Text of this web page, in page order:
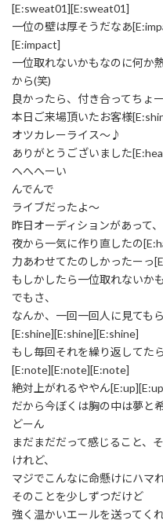
[E:sweat01][E:sweat01]
一位の壁は厚そうだなあ
[E:impact]
一位取れないかもなのに何か
から(笑)
良かったら、付き合ってちょー
本日ご来場頂いたお客様
オツカレーライス～♪
ありがとうございました
へへへーい
んでんで
ライブだったよ～
昨日オーディションがあって
夜から一気に作り直したの
力あわせてたのしかったーっ
もしかしたら一位取れないか
でもさ、
なんか、一回一回人に見ても
[E:shine][E:shine][E:shine]
もし毎回それを繰り返してた
[E:note][E:note][E:note]
絶対上がれるややん
だから今ぼくは胸の中は夢と
どーん
まだまだだって感じること、
けれど、
マジでこんなに命懸けにハマ
そのことを少しずつだけど
強く温かいエールを送ってく